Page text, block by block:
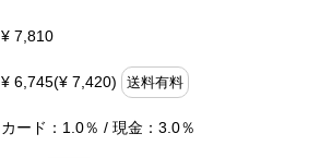
¥ 7,810
¥ 6,745(¥ 7,420) 送料有料
カード：1.0％ / 現金：3.0％